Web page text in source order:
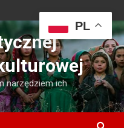
narzędziem ich
PL